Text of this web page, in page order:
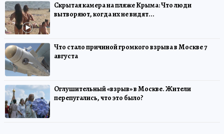
Скрытая камера на пляже Крыма: Что люди
вытворяют, когда их не видят...
Что стало причиной громкого взрыва в Москве 7
августа
Оглушительный «взрыв» в Москве. Жители
перепугались, что это было?